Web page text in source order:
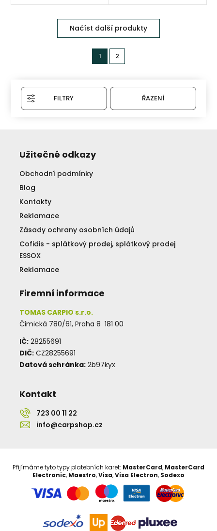
Načíst další produkty
1 2
FILTRY ŘAZENÍ
Užitečné odkazy
Obchodní podmínky
Blog
Kontakty
Reklamace
Zásady ochrany osobních údajů
Cofidis - splátkový prodej, splátkový prodej
ESSOX
Reklamace
Firemní informace
TOMAS CARPIO s.r.o.
Čimická 780/61, Praha 8 181 00
IČ: 28255691
DIČ: CZ28255691
Datová schránka: 2b97kyx
Kontakt
723 00 11 22
info@carpshop.cz
Přijímáme tyto typy platebních karet: MasterCard, MasterCard
Electronic, Maestro,Visa,Visa Electron, Sodexo